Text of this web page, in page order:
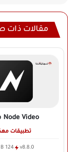
مقالات ذات
Node Video
تطبيقات
v8.8.0
124 MB